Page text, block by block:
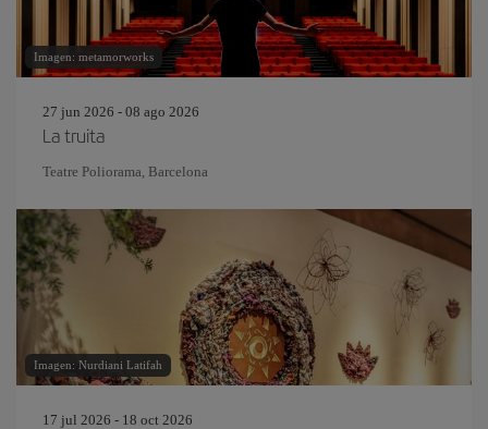
Imagen: metamorworks
27 jun 2026 - 08 ago 2026
La truita
Teatre Poliorama, Barcelona
Imagen: Nurdiani Latifah
17 jul 2026 - 18 oct 2026